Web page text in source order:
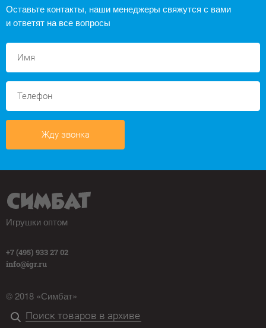
Оставьте контакты, наши менеджеры свяжутся с вами
и ответят на все вопросы
Жду звонка
Игрушки оптом
+7 (495) 933 27 02
info@igr.ru
© 2018 «Симбат»